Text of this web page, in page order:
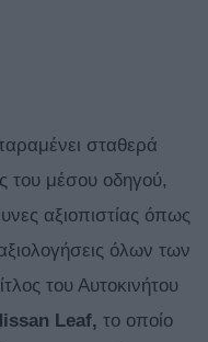
σταθερά
του μέσου οδηγού,
αξιοπιστίας όπως
όλων των
του Αυτοκινήτου
Leaf, το οποίο